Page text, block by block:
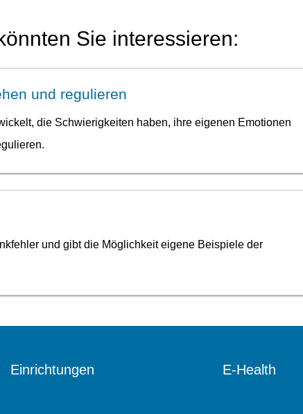
Sie interessieren:
und regulieren
die Schwierigkeiten haben, ihre eigenen Emotionen
und gibt die Möglichkeit eigene Beispiele der
Einrichtungen E-Health